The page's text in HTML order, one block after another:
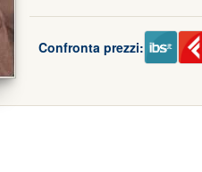
Confronta prezzi: